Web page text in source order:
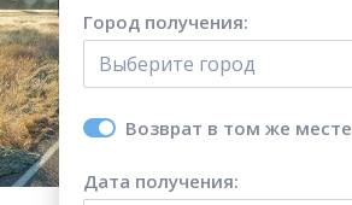
Город получения:
Выберите город
Возврат в том же месте
Дата получения: